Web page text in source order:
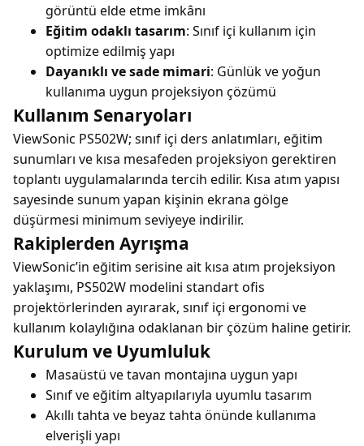
görüntü elde etme imkânı
Eğitim odaklı tasarım: Sınıf içi kullanım için
optimize edilmiş yapı
Dayanıklı ve sade mimari: Günlük ve yoğun
kullanıma uygun projeksiyon çözümü
Kullanım Senaryoları
ViewSonic PS502W; sınıf içi ders anlatımları, eğitim
sunumları ve kısa mesafeden projeksiyon gerektiren
toplantı uygulamalarında tercih edilir. Kısa atım yapısı
sayesinde sunum yapan kişinin ekrana gölge
düşürmesi minimum seviyeye indirilir.
Rakiplerden Ayrışma
ViewSonic’in eğitim serisine ait kısa atım projeksiyon
yaklaşımı, PS502W modelini standart ofis
projektörlerinden ayırarak, sınıf içi ergonomi ve
kullanım kolaylığına odaklanan bir çözüm haline getirir.
Kurulum ve Uyumluluk
Masaüstü ve tavan montajına uygun yapı
Sınıf ve eğitim altyapılarıyla uyumlu tasarım
Akıllı tahta ve beyaz tahta önünde kullanıma
elverişli yapı